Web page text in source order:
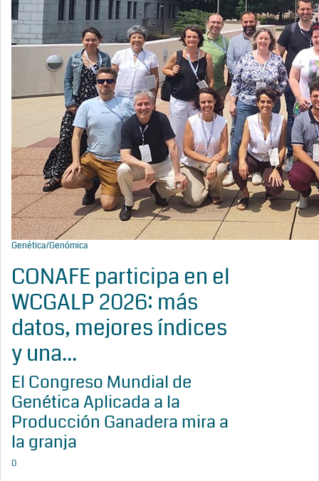
Genética/Genómica
CONAFE participa en el
WCGALP 2026: más
datos, mejores índices
y una...
El Congreso Mundial de
Genética Aplicada a la
Producción Ganadera mira a
la granja
0